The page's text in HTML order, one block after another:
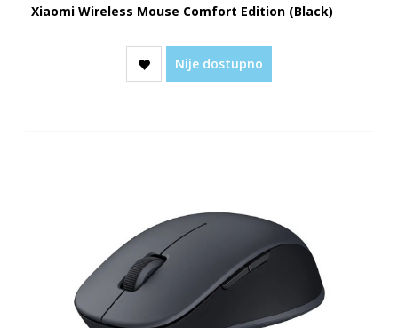
Xiaomi Wireless Mouse Comfort Edition (Black)
Nije dostupno